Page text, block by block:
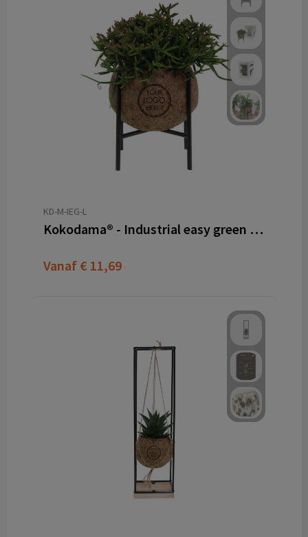
KD-M-IEG-L
Kokodama® - Industrial easy green mix (M)
Vanaf € 11,69